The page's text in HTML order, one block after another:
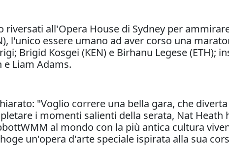
riversati all'Opera House di Sydney per
l'unico essere umano ad aver corso una
Brigid Kosgei (KEN) e Birhanu Legese (ETH);
Liam Adams.
"Voglio correre una bella gara, che
i momenti salienti della serata, Nat Heath
al mondo con la più antica cultura
un'opera d'arte speciale ispirata alla sua